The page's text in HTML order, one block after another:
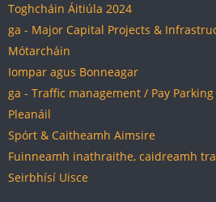
Toghcháin Áitiúla 2024
ga - Major Capital Projects &
Mótarcháin
Iompar agus Bonneagar
ga - Traffic management / Pay Parking
Pleanáil
Spórt & Caitheamh Aimsire
Fuinneamh inathraithe, caidreamh
Seirbhísí Uisce